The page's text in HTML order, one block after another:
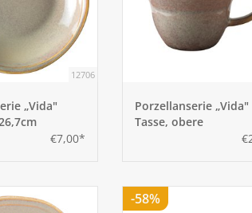
12706
„Vida"
€7,00*
Porzellanserie „Vida"
Tasse, obere
-58%